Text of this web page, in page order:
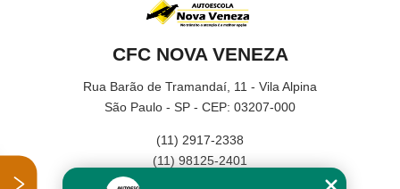
CFC NOVA VENEZA
Rua Barão de Tramandaí, 11 - Vila Alpina
São Paulo - SP - CEP: 03207-000
(11) 2917-2338
(11) 98125-2401